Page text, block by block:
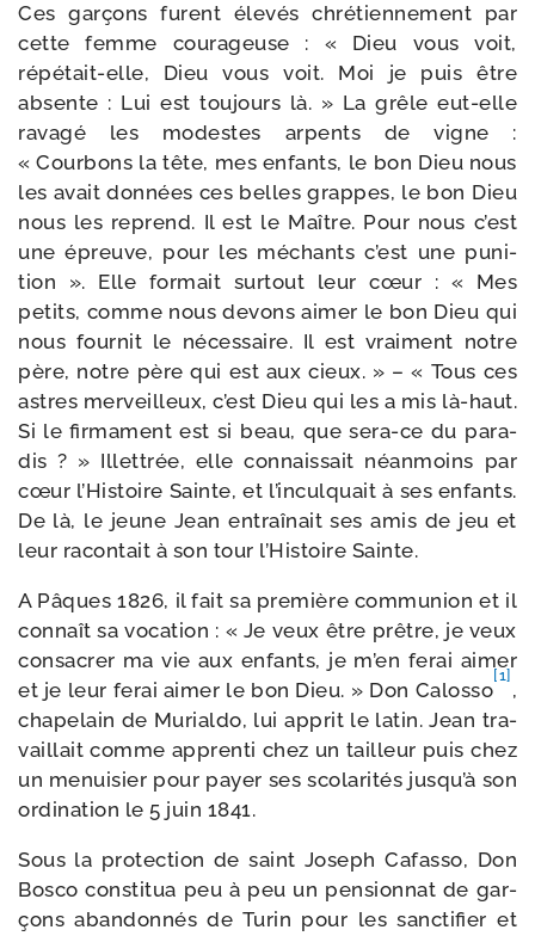
Ces gar­çons furent éle­vés chré­tien­ne­ment par
cette femme cou­ra­geuse : « Dieu vous voit,
répétait-​elle, Dieu vous voit. Moi je puis être
absente : Lui est tou­jours là. » La grêle eut-​elle
rava­gé les modestes arpents de vigne :
« Courbons la tête, mes enfants, le bon Dieu nous
les avait don­nées ces belles grappes, le bon Dieu
nous les reprend. Il est le Maître. Pour nous c’est
une épreuve, pour les méchants c’est une puni­
tion ». Elle for­mait sur­tout leur cœur : « Mes
petits, comme nous devons aimer le bon Dieu qui
nous four­nit le néces­saire. Il est vrai­ment notre
père, notre père qui est aux cieux. » – « Tous ces
astres mer­veilleux, c’est Dieu qui les a mis là-​haut.
Si le fir­ma­ment est si beau, que sera-​ce du para­
dis ? » Illettrée, elle connais­sait néan­moins par
cœur l’Histoire Sainte, et l’inculquait à ses enfants.
De là, le jeune Jean entraî­nait ses amis de jeu et
leur racon­tait à son tour l’Histoire Sainte.
A Pâques 1826, il fait sa pre­mière com­mu­nion et il
connaît sa voca­tion : « Je veux être prêtre, je veux
consa­crer ma vie aux enfants, je m’en ferai aimer
et je leur ferai aimer le bon Dieu. » Don Calosso
[1]
,
cha­pe­lain de Murialdo, lui apprit le latin. Jean tra­
vaillait comme appren­ti chez un tailleur puis chez
un menui­sier pour payer ses sco­la­ri­tés jusqu’à son
ordi­na­tion le 5 juin 1841.
Sous la pro­tec­tion de saint Joseph Cafasso, Don
Bosco consti­tua peu à peu un pen­sion­nat de gar­
çons aban­don­nés de Turin pour les sanc­ti­fier et